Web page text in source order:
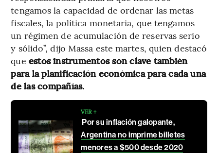
tengamos la capacidad de ordenar las metas
fiscales, la política monetaria, que tengamos
un régimen de acumulación de reservas serio
y sólido”, dijo Massa este martes, quien destacó
que estos instrumentos son clave también
para la planificación económica para cada una
de las compañías.
VER +
Por su inflación galopante,
Argentina no imprime billetes
menores a $500 desde 2020